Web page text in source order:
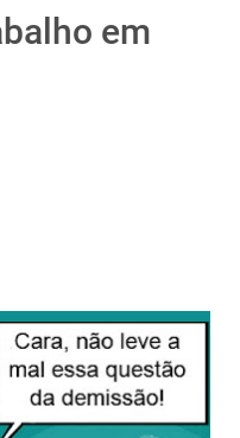
em